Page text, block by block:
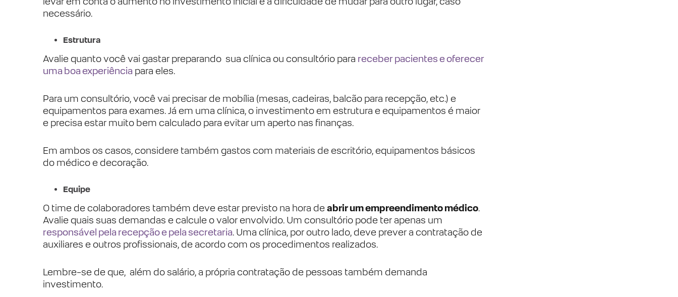
necessário.
Estrutura
Avalie quanto você vai gastar preparando sua clínica ou consultório para receber pacientes eoferecer
uma boa experiência para eles.
Para um consultório, você vai precisar de mobília (mesas, cadeiras, balcão para recepção, etc.) e
equipamentos para exames. Já em uma clínica, o investimento em estrutura e equipamentos é maior
e precisa estar muito bem calculado para evitar um aperto nas finanças.
Em ambos os casos, considere também gastos com materiais de escritório, equipamentos básicos
do médico e decoração.
Equipe
O time de colaboradores também deve estar previsto na hora de abrir um empreendimento médico.
Avalie quais suas demandas e calcule o valor envolvido. Um consultório pode ter apenas um
responsável pela recepção e pela secretaria. Uma clínica, por outro lado, deve prever a contratação de
auxiliares e outros profissionais, de acordo com os procedimentos realizados.
Lembre-se de que, além do salário, a própria contratação de pessoas também demanda
investimento.